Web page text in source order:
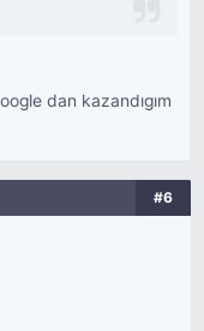
dan kazandıgım
#6